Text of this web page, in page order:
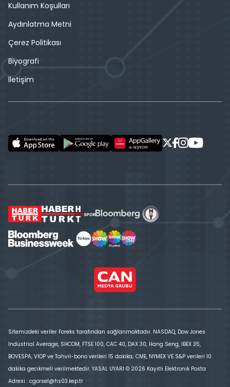
Kullanım Koşulları
Aydınlatma Metni
Çerez Politikası
Biyografi
İletişim
Sitemizdeki veriler Foreks tarafından sağlanmaktadır. NASDAQ, Dow Jones
Industrial Average, SHCOM, FTSE 100, CAC 40, DAX 30, Hang Seng, IBEX 35,
BOVESPA, VİOP ve Tahvil-bono verileri 15 dakika; CME, NYMEX VE S&P verileri 10
dakika gecikmeli verilmektedir. YASAL UYARI © 2026 Kayıtlı Elektronik Posta
Adresi : cgorsel@hs03.kep.tr